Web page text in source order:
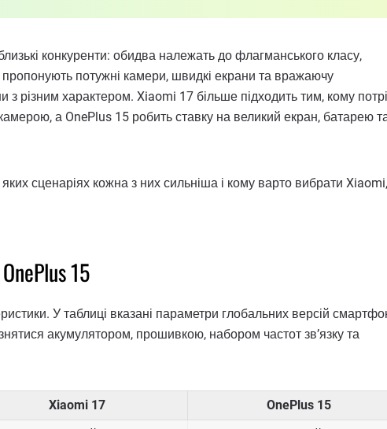
конкуренти: обидва належать до флагманського класу,
потужні камери, швидкі екрани та вражаючу
різним характером. Xiaomi 17 більше підходить тим, кому
а OnePlus 15 робить ставку на великий екран, батарею
сценаріях кожна з них сильніша і кому варто вибрати
15
У таблиці вказані параметри глобальних версій
акумулятором, прошивкою, набором частот зв’язку та
Xiaomi 17 OnePlus 15